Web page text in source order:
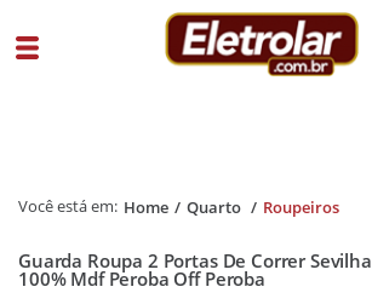
Home Quarto Roupeiros
Guarda Roupa 2 Portas De Correr Sevilha
100% Mdf Peroba Off Peroba